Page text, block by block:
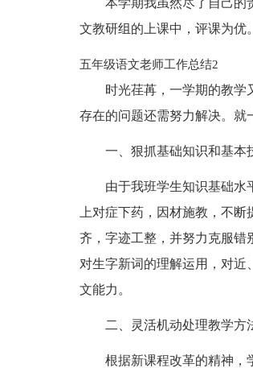
本学期我虽然尽了自己的
文教研组的上课中，评课为优
五年级语文老师工作总结2
时光荏苒，一学期的教学
存在的问题还需努力解决。就
一、狠抓基础知识和基本
由于我班学生知识基础水
上对症下药，因材施教，不
齐，字迹工整，并努力克服错
对生字新词的理解运用，对
文能力。
二、灵活机动处理教学方
根据新课程改革的精神，